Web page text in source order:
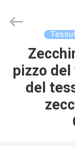
CASA
PRODOTTI
Textiles
pizzo
del